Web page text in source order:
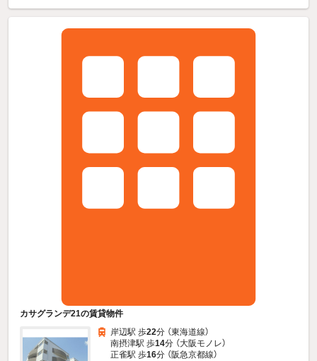
カサグランデ21の賃貸物件
岸辺駅 歩22分 （東海道線）
南摂津駅 歩14分 （大阪モノレ）
正雀駅 歩16分 （阪急京都線）